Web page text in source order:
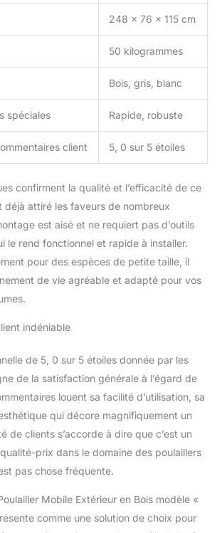
ainsi un accès rapide aux
œufs.
248 x 76 x 115 cm
50 kilogrammes
Bois, gris, blanc
spéciales Rapide, robuste
client 5, 0 sur 5 étoiles
confirment la qualité et l’efficacité de ce
déjà attiré les faveurs de nombreux
est aisé et ne requiert pas d’outils
le rend fonctionnel et rapide à installer.
pour des espèces de petite taille, il
de vie agréable et adapté pour vos
indéniable
de 5, 0 sur 5 étoiles donnée par les
de la satisfaction générale à l’égard de
louent sa facilité d’utilisation, sa
qui décore magnifiquement un
de clients s’accorde à dire que c’est un
prix dans le domaine des poulaillers
pas chose fréquente.
Mobile Extérieur en Bois modèle «
comme une solution de choix pour